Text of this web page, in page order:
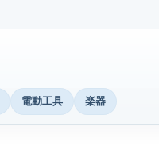
電動工具 楽器